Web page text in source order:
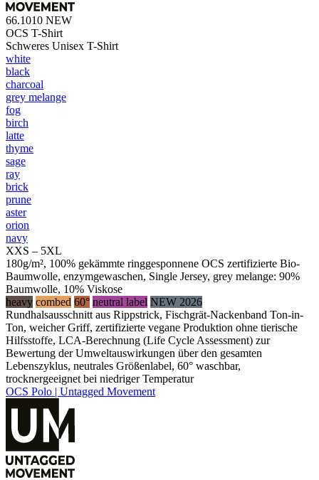
66.1010 NEW
OCS T-Shirt
Schweres Unisex T-Shirt
white
black
charcoal
grey melange
fog
birch
latte
thyme
sage
ray
brick
prune
aster
orion
navy
XXS – 5XL
180g/m², 100% gekämmte ringgesponnene OCS zertifizierte Bio-
Baumwolle, enzymgewaschen, Single Jersey, grey melange: 90%
Baumwolle, 10% Viskose
heavy combed 60° neutral label NEW 2026
Rundhalsausschnitt aus Rippstrick, Fischgrät-Nackenband Ton-in-
Ton, weicher Griff, zertifizierte vegane Produktion ohne tierische
Hilfsstoffe, LCA-Berechnung (Life Cycle Assessment) zur
Bewertung der Umweltauswirkungen über den gesamten
Lebenszyklus, neutrales Größenlabel, 60° waschbar,
trocknergeeignet bei niedriger Temperatur
OCS Polo | Untagged Movement